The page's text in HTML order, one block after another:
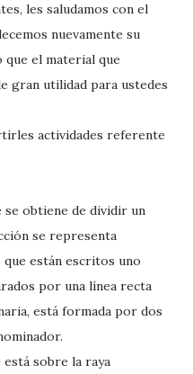
les saludamos con el
nuevamente su
el material que
gran utilidad para ustedes
actividades referente
se obtiene de dividir un
se representa
están escritos uno
por una línea recta
está formada por dos
sobre la raya